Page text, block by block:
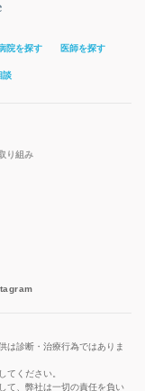
院を探す 医師を探す
談
り組み
は診断・治療行為ではありま
てください。
て、弊社は一切の責任を負い